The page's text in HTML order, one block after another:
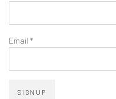
Email *
SIGNUP